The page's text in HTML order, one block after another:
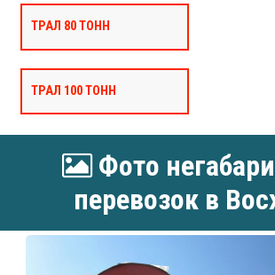
ТРАЛ 80 ТОНН
ТРАЛ 100 ТОНН
Фото
перевозок в